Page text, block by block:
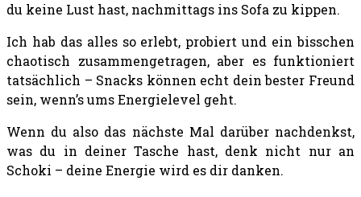
du keine Lust hast, nachmittags ins Sofa zu kippen.
Ich hab das alles so erlebt, probiert und ein bisschen
chaotisch zusammengetragen, aber es funktioniert
tatsächlich – Snacks können echt dein bester Freund
sein, wenn’s ums Energielevel geht.
Wenn du also das nächste Mal darüber nachdenkst,
was du in deiner Tasche hast, denk nicht nur an
Schoki – deine Energie wird es dir danken.